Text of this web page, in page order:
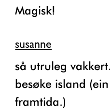
Magisk!
susanne
så utruleg vakkert. gledar meg til å
besøke island
framtida.)